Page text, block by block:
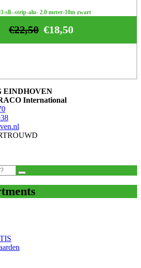
sll--strip-alu- 2.0 meter-10m zwart
€18,50
€22,50
EINDHOVEN
International